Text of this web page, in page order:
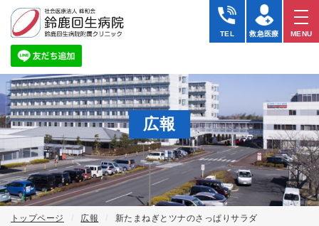
TEL 救急医療 MENU
広報
トップページ 広報 新たまねぎとツナのさっぱりサラダ